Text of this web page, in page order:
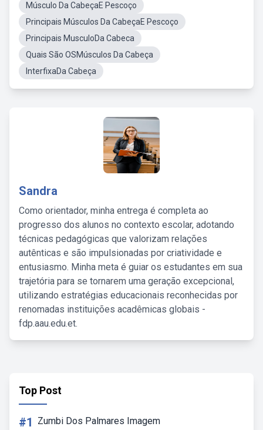
Músculo Da CabeçaE Pescoço
Principais Músculos Da CabeçaE Pescoço
Principais MusculoDa Cabeca
Quais São OSMúsculos Da Cabeça
InterfixaDa Cabeça
Sandra
Como orientador, minha entrega é completa ao
progresso dos alunos no contexto escolar, adotando
técnicas pedagógicas que valorizam relações
autênticas e são impulsionadas por criatividade e
entusiasmo. Minha meta é guiar os estudantes em sua
trajetória para se tornarem uma geração excepcional,
utilizando estratégias educacionais reconhecidas por
renomadas instituições acadêmicas globais -
fdp.aau.edu.et.
Top Post
#1 Zumbi Dos Palmares Imagem